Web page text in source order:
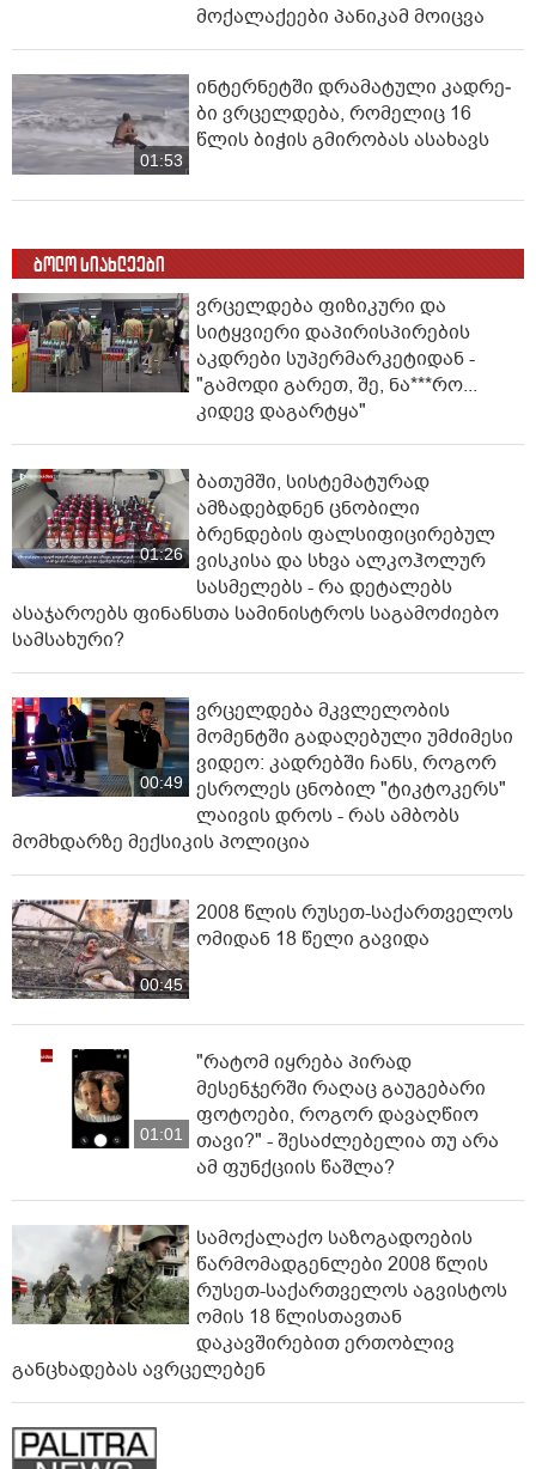
მოქალაქეები პანიკამ მოიცვა
01:53
ინ­ტერ­ნეტ­ში დრა­მა­ტუ­ლი კად­რე­
ბი ვრცელდება, რომელიც 16
წლის ბიჭის გმირობას ასახავს
ბოლო სიახლეები
ვრცელდება ფიზიკური და
სიტყვიერი დაპირისპირების
აკდრები სუპერმარკეტიდან -
"გამოდი გარეთ, შე, ნა***რო...
კიდევ დაგარტყა"
01:26
ბათუმში, სისტემატურად
ამზადებდნენ ცნობილი
ბრენდების ფალსიფიცირებულ
ვისკისა და სხვა ალკოჰოლურ
სასმელებს - რა დეტალებს
ასაჯაროებს ფინანსთა სამინისტროს საგამოძიებო
სამსახური?
00:49
ვრცელდება მკვლელობის
მომენტში გადაღებული უმძიმესი
ვიდეო: კადრებში ჩანს, როგორ
ესროლეს ცნობილ "ტიკტოკერს"
ლაივის დროს - რას ამბობს
მომხდარზე მექსიკის პოლიცია
00:45
2008 წლის რუსეთ-საქართველოს
ომიდან 18 წელი გავიდა
01:01
"რატომ იყრება პირად
მესენჯერში რაღაც გაუგებარი
ფოტოები, როგორ დავაღწიო
თავი?" - შესაძლებელია თუ არა
ამ ფუნქციის წაშლა?
სამოქალაქო საზოგადოების
წარმომადგენლები 2008 წლის
რუსეთ-საქართველოს აგვისტოს
ომის 18 წლისთავთან
დაკავშირებით ერთობლივ
განცხადებას ავრცელებენ